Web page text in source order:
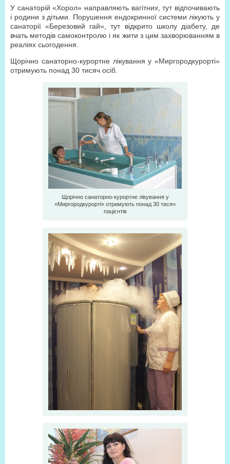
У санаторій «Хорол» направляють вагітних, тут відпочивають
і родини з дітьми. Порушення ендокринної системи лікують у
санаторії «Березовий гай», тут відкрито школу діабету, де
вчать методів самоконтролю і як жити з цим захворюванням в
реаліях сьогодення.
Щорічно санаторно-курортне лікування у «Миргородкурорті»
отримують понад 30 тисяч осіб.
Щорічно санаторно-курортне лікування у
«Миргородкурорті» отримують понад 30 тисяч
пацієнтів